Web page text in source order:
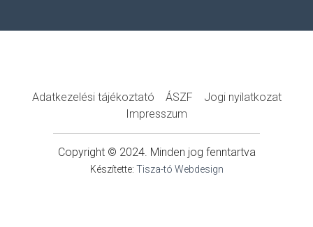
Adatkezelési tájékoztató ÁSZF
Jogi nyilatkozat
Impresszum
Copyright © 2024. Minden jog fenntartva
Készítette: Tisza-tó Webdesign